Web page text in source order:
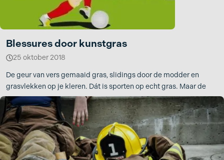
Blessures door kunstgras
25 oktober 2018
De geur van vers gemaaid gras, slidings door de modder en
grasvlekken op je kleren. Dát is sporten op echt gras. Maar de